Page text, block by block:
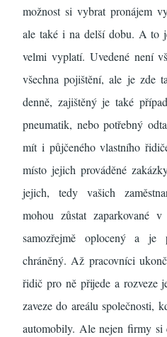
možnost si vybrat pronájem
ale také i na delší dobu. A to
velmi vyplatí. Uvedené není
všechna pojištění, ale je zde
denně, zajištěný je také
pneumatik, nebo potřebný
mít i půjčeného vlastního
místo jejich prováděné
jejich, tedy vašich
mohou zůstat zaparkované
samozřejmě oplocený a je
chráněný. Až pracovníci
řidič pro ně přijede a rozveze
zaveze do areálu společnosti,
automobily. Ale nejen firmy